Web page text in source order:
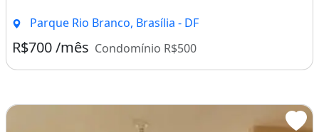
Parque Rio Branco, Brasília - DF
R$700 /mês Condomínio R$500